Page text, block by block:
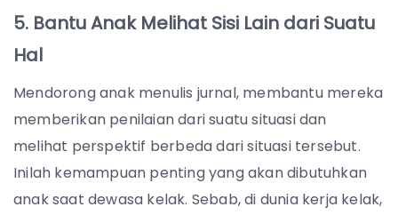
5. Bantu Anak Melihat Sisi Lain dari Suatu
Hal
Mendorong anak menulis jurnal, membantu mereka
memberikan penilaian dari suatu situasi dan
melihat perspektif berbeda dari situasi tersebut.
Inilah kemampuan penting yang akan dibutuhkan
anak saat dewasa kelak. Sebab, di dunia kerja kelak,